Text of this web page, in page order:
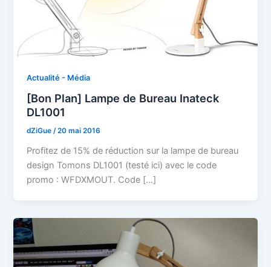
Actualité - Média
[Bon Plan] Lampe de Bureau Inateck
DL1001
dZiGue/20 mai 2016
Profitez de 15% de réduction sur la lampe de bureau
design Tomons DL1001 (testé ici) avec le code
promo : WFDXMOUT. Code […]